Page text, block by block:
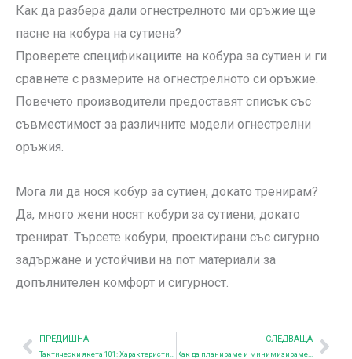
Как да разбера дали огнестрелното ми оръжие ще
пасне на кобура на сутиена?
Проверете спецификациите на кобура за сутиен и ги
сравнете с размерите на огнестрелното си оръжие.
Повечето производители предоставят списък със
съвместимост за различните модели огнестрелни
оръжия.
Мога ли да нося кобур за сутиен, докато тренирам?
Да, много жени носят кобури за сутиени, докато
тренират. Търсете кобури, проектирани със сигурно
задържане и устойчиви на пот материали за
допълнителен комфорт и сигурност.
Предишна
ПРЕДИШНА СЛЕДВАЩА
Как да планираме и минимизираме времето за производство на тактически раници по поръчка